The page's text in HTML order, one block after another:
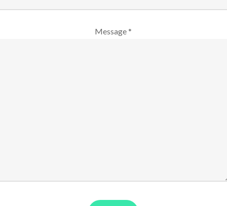
Message *